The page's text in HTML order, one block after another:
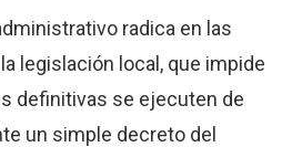
radica en las
legislación local, que impide
definitivas se ejecuten de
un simple decreto del